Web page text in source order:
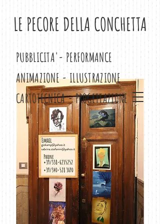
PUBBLICITA'- PERFORMANCE
ANIMAZIONE - ILLUSTRAZIONE
CARTOTECNICA - PROGETTAZIONE
LE PECORE DELLA CONCHETTA